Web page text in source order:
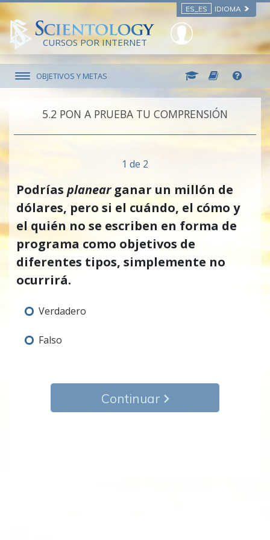
ES_ES IDIOMA
CURSOS POR INTERNET
OBJETIVOS Y METAS
5.‎2 PON A PRUEBA TU COMPRENSIÓN
1 de 2
Podrías planearganar un millón de
dólares, pero si el cuándo, el cómo y
el quién no se escriben en forma de
programa como objetivos de
diferentes tipos, simplemente no
ocurrirá.
Verdadero
Falso
Continuar